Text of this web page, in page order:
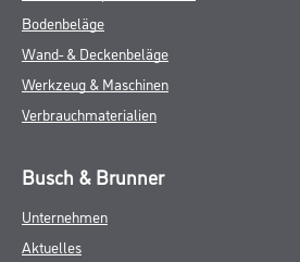
Bodenbeläge
Wand- & Deckenbeläge
Werkzeug & Maschinen
Verbrauchmaterialien
Busch & Brunner
Unternehmen
Aktuelles